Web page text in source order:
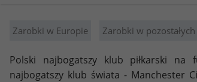
Zarobki w Europie Zarobki w
Polski najbogatszy klub piłkarski na
najbogatszy klub świata - Manchester